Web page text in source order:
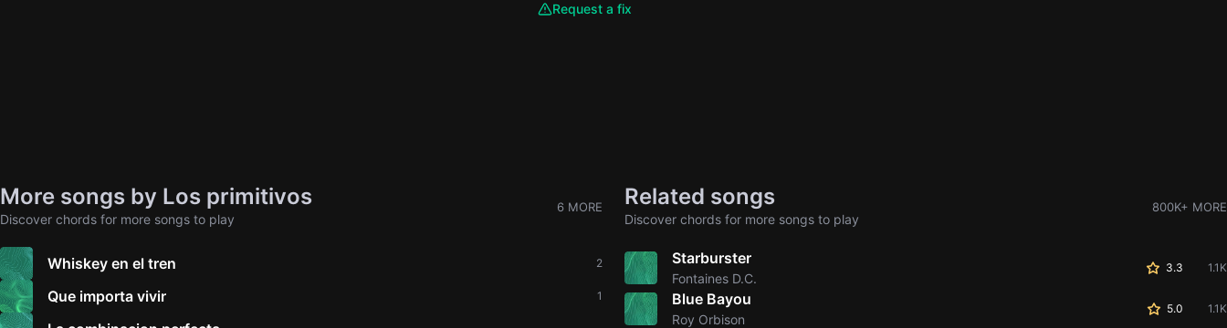
Request a fix
More songs by Los primitivos
Discover chords for more songs to play
6 MORE
Whiskey en el tren 2
Que importa vivir 1
Related songs
Discover chords for more songs to play
800K+ MORE
Starburster
Fontaines D.C.
3.3 1.1K
Blue Bayou
Roy Orbison
5.0 1.1K